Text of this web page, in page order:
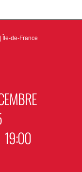
Île-de-France
19:00